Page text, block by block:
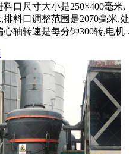
料口尺寸大小是250×400毫米,
料口调整范围是2070毫米,处
轴转速是每分钟300转,电机 .